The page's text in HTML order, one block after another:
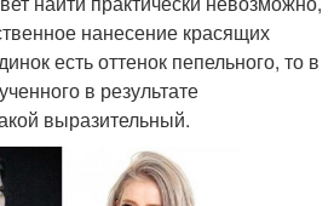
нанесение красящих
есть оттенок пепельного, то в
в результате
выразительный.